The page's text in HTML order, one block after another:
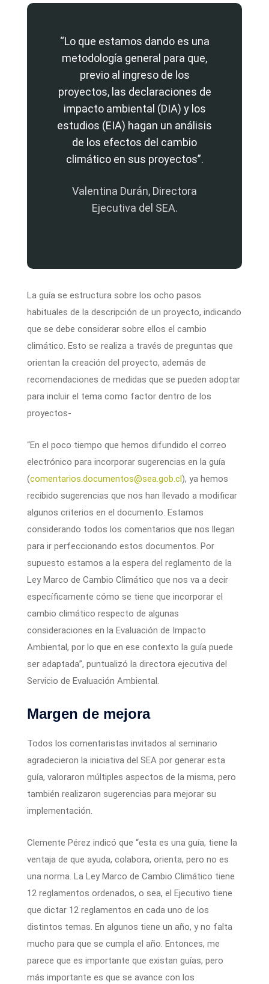
“Lo que estamos dando es una
metodología general para que,
previo al ingreso de los
proyectos, las declaraciones de
impacto ambiental (DIA) y los
estudios (EIA) hagan un análisis
de los efectos del cambio
climático en sus proyectos”.
Valentina Durán, Directora
Ejecutiva del SEA.
La guía se estructura sobre los ocho pasos
habituales de la descripción de un proyecto, indicando
que se debe considerar sobre ellos el cambio
climático. Esto se realiza a través de preguntas que
orientan la creación del proyecto, además de
recomendaciones de medidas que se pueden adoptar
para incluir el tema como factor dentro de los
proyectos-
“En el poco tiempo que hemos difundido el correo
electrónico para incorporar sugerencias en la guía
(comentarios.documentos@sea.gob.cl), ya hemos
recibido sugerencias que nos han llevado a modificar
algunos criterios en el documento. Estamos
considerando todos los comentarios que nos llegan
para ir perfeccionando estos documentos. Por
supuesto estamos a la espera del reglamento de la
Ley Marco de Cambio Climático que nos va a decir
específicamente cómo se tiene que incorporar el
cambio climático respecto de algunas
consideraciones en la Evaluación de Impacto
Ambiental, por lo que en ese contexto la guía puede
ser adaptada”, puntualizó la directora ejecutiva del
Servicio de Evaluación Ambiental.
Margen de mejora
Todos los comentaristas invitados al seminario
agradecieron la iniciativa del SEA por generar esta
guía, valoraron múltiples aspectos de la misma, pero
también realizaron sugerencias para mejorar su
implementación.
Clemente Pérez indicó que “esta es una guía, tiene la
ventaja de que ayuda, colabora, orienta, pero no es
una norma. La Ley Marco de Cambio Climático tiene
12 reglamentos ordenados, o sea, el Ejecutivo tiene
que dictar 12 reglamentos en cada uno de los
distintos temas. En algunos tiene un año, y no falta
mucho para que se cumpla el año. Entonces, me
parece que es importante que existan guías, pero
más importante es que se avance con los